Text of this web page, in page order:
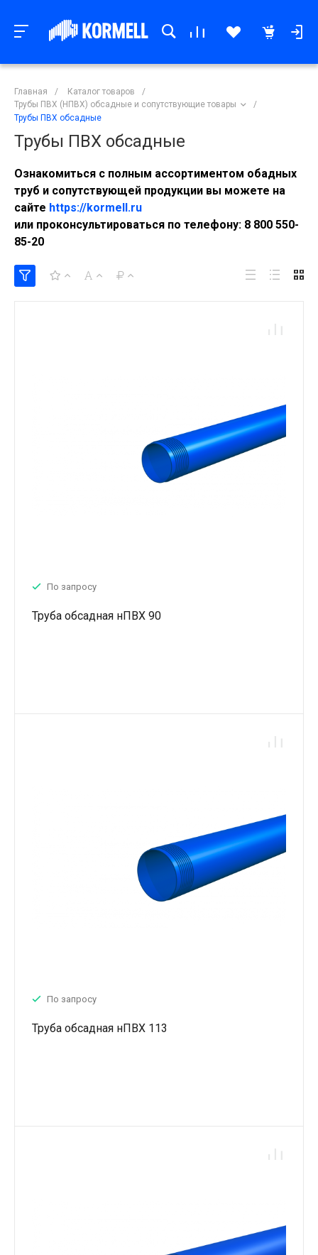
Главная / Каталог товаров
/
Трубы ПВХ (НПВХ) обсадные и сопутствующие товары
/
Трубы ПВХ обсадные
Трубы ПВХ обсадные
Ознакомиться с полным ассортиментом обадных
труб и сопутствующей продукции вы можете на
сайте https://kormell.ru
или проконсультироваться по телефону: 8 800 550-
85-20
По запросу
Труба обсадная нПВХ 90
По запросу
Труба обсадная нПВХ 113